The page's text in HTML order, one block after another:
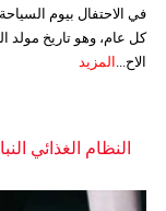
كل عام، وهو تاريخ مولد
الاح... المزيد
النظام الغذائي